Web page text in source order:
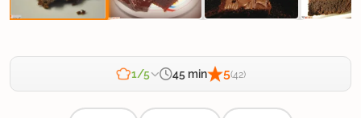
1/5 45 min 5(42)